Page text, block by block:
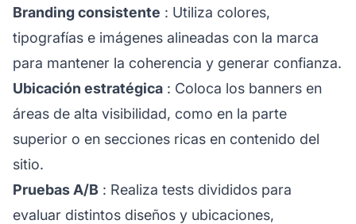
Branding consistente : Utiliza colores,
tipografías e imágenes alineadas con la marca
para mantener la coherencia y generar confianza.
Ubicación estratégica : Coloca los banners en
áreas de alta visibilidad, como en la parte
superior o en secciones ricas en contenido del
sitio.
Pruebas A/B : Realiza tests divididos para
evaluar distintos diseños y ubicaciones,